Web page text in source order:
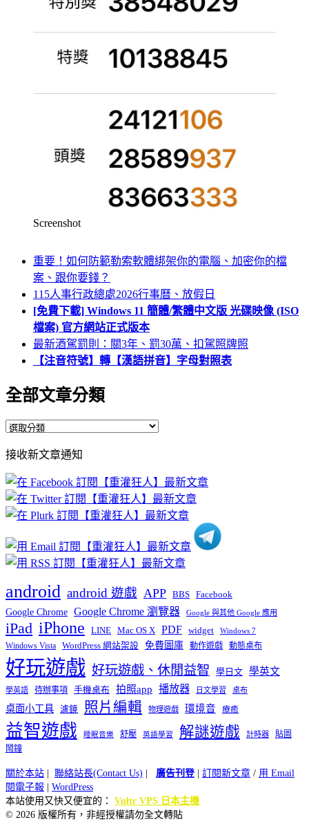
Screenshot
重要！如何防範勒索軟體綁架你的電腦、加密你的檔
案、跟你要錢？
115人事行政總處2026行事曆、放假日
[免費下載] Windows 11 簡體/繁體中文版 光碟映像 (ISO
檔案) 官方網站正式版本
最新酒駕罰則：關3年、罰30萬、扣駕照牌照
【注音符號】轉【漢語拼音】字母對照表
全部文章分類
全
文
章
分
類
接收新文章通知
android android 遊戲 APP BBS Facebook
Google Chrome Google Chrome 瀏覽器 Google 與其他 Google 應用
iPad iPhone LINE Mac OS X PDF widget Windows 7
Windows Vista WordPress 網站架設 免費圖庫 動作遊戲 動態桌布
好玩遊戲 好玩遊戲、休閒益智 學日文 學英文
學英語 待辦事項 手機桌布 拍照app 播放器 日文學習 桌布
桌面小工具 濾鏡 照片編輯 物理遊戲 環境音 療癒
益智遊戲 睡眠音樂 舒壓 英語學習 解謎遊戲 計時器
貼圖
鬧鐘
關於本站 聯絡站長(Contact Us) 廣告刊登| 訂閱新文章 / 用 Email
閱電子報
WordPress
本站使用又快又便宜的： Vultr VPS 日本主機
© 2026 版權所有，非經授權請勿全文轉貼